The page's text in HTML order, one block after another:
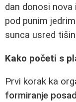
dan donosi
pod punim
sunca usred
Kako početi s
Prvi korak ka
formiranje